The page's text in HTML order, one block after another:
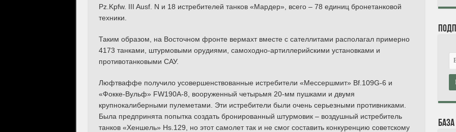
Pz.Kpfw. III Ausf. N и 18 истребителей танков «Мардер», всего – 78 единиц бронетанковой
техники.
Таким образом, на Восточном фронте вермахт вместе с сателлитами располагал примерно
4173 танками, штурмовыми орудиями, самоходно-артиллерийскими установками и
противотанковыми САУ.
Люфтваффе получило усовершенствованные истребители «Мессершмит» Bf.109G-6 и
«Фокке-Вульф» FW190А-8, вооруженный четырьмя 20-мм пушками и двумя
крупнокалиберными пулеметами. Эти истребители были очень серьезными противниками.
Была предпринята попытка создать бронированный штурмовик – воздушный истребитель
танков «Хеншель» Hs.129, но этот самолет так и не смог составить конкуренцию советскому